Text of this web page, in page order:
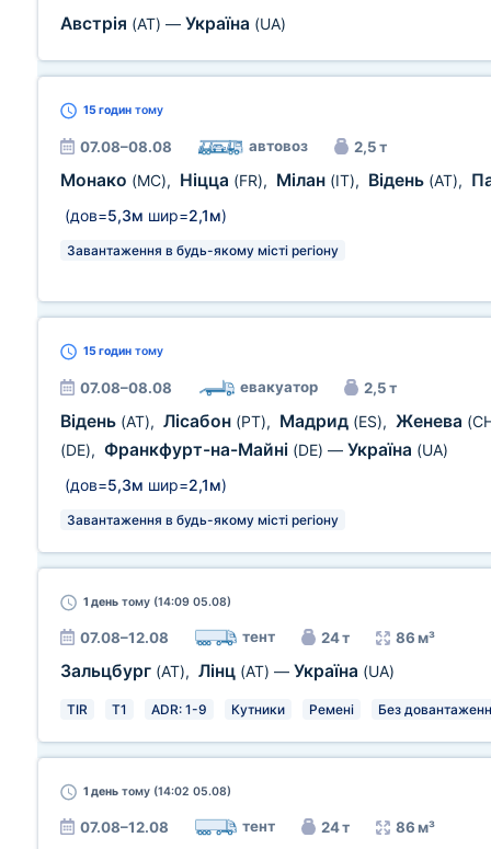
Австрія (AT) — Україна (UA)
15 годин тому
07.08–08.08 автовоз 2,5 т
Монако (MC), Ніцца (FR), Мілан (IT), Відень (AT),
(дов=5,3м шир=2,1м)
Завантаження в будь-якому місті регіону
15 годин тому
07.08–08.08 евакуатор 2,5 т
Відень (AT), Лісабон (PT), Мадрид (ES), Женева
(DE), Франкфурт-на-Майні (DE) — Україна (UA)
(дов=5,3м шир=2,1м)
Завантаження в будь-якому місті регіону
1 день тому (14:09 05.08)
07.08–12.08 тент 24 т 86 м³
Зальцбург (AT), Лінц (AT) — Україна (UA)
TIR T1 ADR: 1-9 Кутники Ремені Без
1 день тому (14:02 05.08)
07.08–12.08 тент 24 т 86 м³